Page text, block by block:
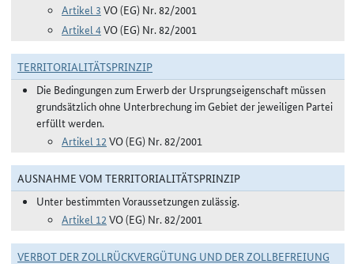
Artikel 3 VO (EG) Nr. 82/2001
Artikel 4VO (EG) Nr. 82/2001
TERRITORIALITÄTSPRINZIP
Die Bedingungen zum Erwerb der Ursprungseigenschaft müssen
grundsätzlich ohne Unterbrechung im Gebiet der jeweiligen Partei
erfüllt werden.
Artikel 12 VO (EG) Nr. 82/2001
AUSNAHME VOM TERRITORIALITÄTSPRINZIP
Unter bestimmten Voraussetzungen zulässig.
Artikel 12 VO (EG) Nr. 82/2001
VERBOT DER ZOLLRÜCKVERGÜTUNG UND DER ZOLLBEFREIUNG